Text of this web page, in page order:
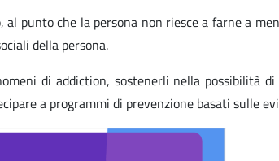
punto che la persona non riesce a farne a
della persona.
di addiction, sostenerli nella possibilità
a programmi di prevenzione basati sulle